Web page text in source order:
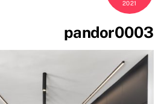
2021
pandor0003